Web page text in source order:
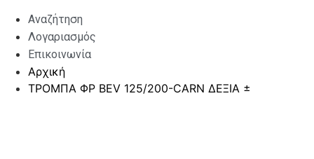
Αναζήτηση
Λογαριασμός
Επικοινωνία
Αρχική
ΤΡΟΜΠΑ ΦΡ BEV 125/200-CARN ΔΕΞΙΑ ±